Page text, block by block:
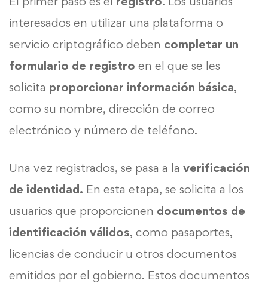
interesados en utilizar una plataforma o
servicio criptográfico deben completar un
formulario de registro en el que se les
solicita proporcionar información básica,
como su nombre, dirección de correo
electrónico y número de teléfono.
Una vez registrados, se pasa a la verificación
de identidad. En esta etapa, se solicita a los
usuarios que proporcionen documentos de
identificación válidos, como pasaportes,
licencias de conducir u otros documentos
emitidos por el gobierno. Estos documentos